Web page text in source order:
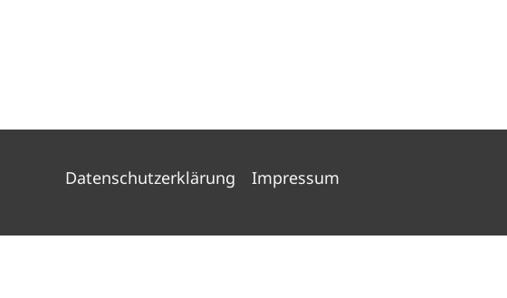
Datenschutzerklärung Impressum